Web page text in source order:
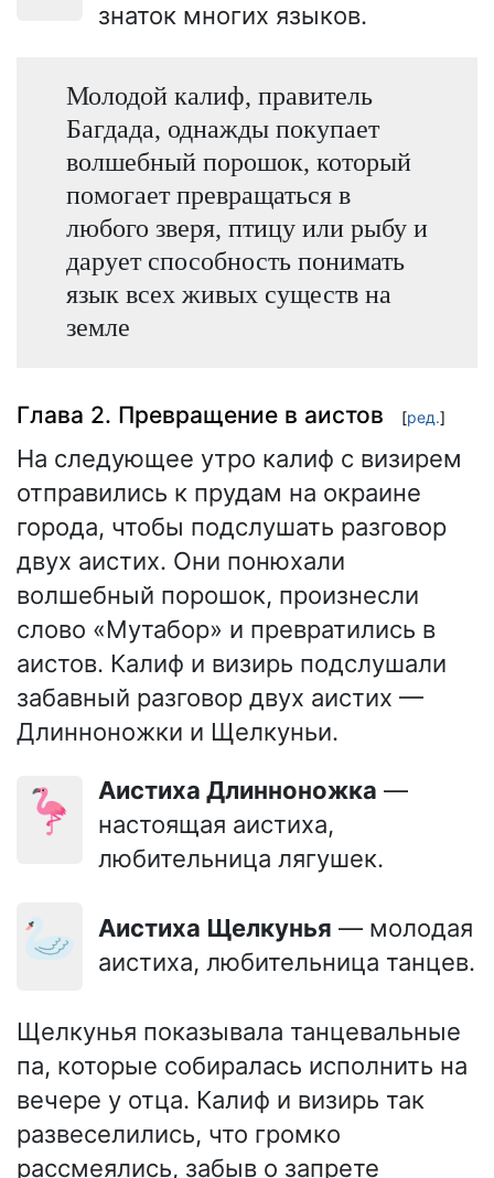
знаток многих языков.
Молодой калиф, правитель
Багдада, однажды покупает
волшебный порошок, который
помогает превращаться в
любого зверя, птицу или рыбу и
дарует способность понимать
язык всех живых существ на
земле
Глава 2. Превращение в аистов [ред.]
На следующее утро калиф с визирем
отправились к прудам на окраине
города, чтобы подслушать разговор
двух аистих. Они понюхали
волшебный порошок, произнесли
слово «Мутабор» и превратились в
аистов. Калиф и визирь подслушали
забавный разговор двух аистих —
Длинноножки и Щелкуньи.
🦩 Аистиха Длинноножка —
настоящая аистиха,
любительница лягушек.
🦢 Аистиха Щелкунья — молодая
аистиха, любительница танцев.
Щелкунья показывала танцевальные
па, которые собиралась исполнить на
вечере у отца. Калиф и визирь так
развеселились, что громко
рассмеялись, забыв о запрете